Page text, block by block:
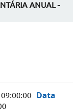
ANUAL -
Data